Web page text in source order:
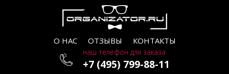
О НАС ОТЗЫВЫ КОНТАКТЫ
наш телефон для заказа
+7 (495) 799-88-11